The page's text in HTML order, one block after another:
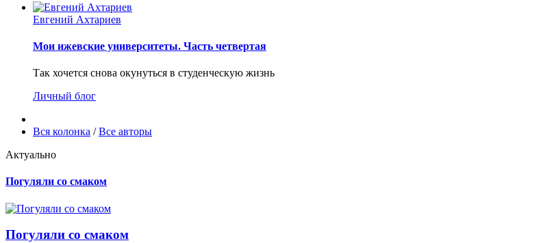
Евгений Ахтариев
Мои ижевские университеты. Часть четвертая
Так хочется снова окунуться в студенческую жизнь
Личный блог
Вся колонка /Все авторы
Актуально
Погуляли со смаком
Погуляли со смаком